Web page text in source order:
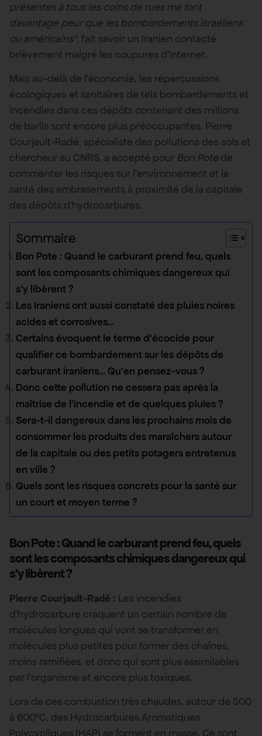
présentes à tous les coins de rues me font
davantage peur que les bombardements israéliens
ou américains”, fait savoir un Iranien contacté
brièvement malgré les coupures d’internet.
Mais au-delà de l’économie, les répercussions
écologiques et sanitaires de tels bombardements et
incendies dans ces dépôts contenant des millions
de barils sont encore plus préoccupantes. Pierre
Courjault-Radé, spécialiste des pollutions des sols et
chercheur au CNRS, a accepté pour Bon Pote de
commenter les risques sur l’environnement et la
santé des embrasements à proximité de la capitale
des dépôts d’hydrocarbures.
Sommaire
Bon Pote : Quand le carburant prend feu, quels
sont les composants chimiques dangereux qui
s’y libèrent ?
Les Iraniens ont aussi constaté des pluies noires
acides et corrosives…
Certains évoquent le terme d’écocide pour
qualifier ce bombardement sur les dépôts de
carburant iraniens… Qu’en pensez-vous ?
Donc cette pollution ne cessera pas après la
maîtrise de l’incendie et de quelques pluies ?
Sera-t-il dangereux dans les prochains mois de
consommer les produits des maraîchers autour
de la capitale ou des petits potagers entretenus
en ville ?
Quels sont les risques concrets pour la santé sur
un court et moyen terme ?
Bon Pote : Quand le carburant prend feu, quels
sont les composants chimiques dangereux qui
s’y libèrent ?
Pierre Courjault-Radé : Les incendies
d’hydrocarbure craquent un certain nombre de
molécules longues qui vont se transformer en
molécules plus petites pour former des chaînes,
moins ramifiées, et donc qui sont plus assimilables
par l’organisme et encore plus toxiques.
Lors de ces combustion très chaudes, autour de 500
à 600°C, des Hydrocarbures Aromatiques
Polycycliques (HAP) se forment en masse. Ce sont